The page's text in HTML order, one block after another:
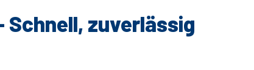
zuverlässig